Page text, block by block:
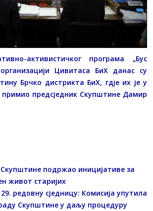
активистичког програма „Бус
Цивитаса БиХ данас су
Брчко дистрикта БиХ, гдје их је у
примио предсједник Скупштине Дамир
Скупштине подржао иницијативе за
живот старијих
редовну сједницу: Комисија упутила
Скупштине у даљу процедуру